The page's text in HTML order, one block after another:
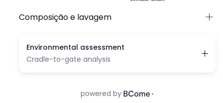
Composição e lavagem